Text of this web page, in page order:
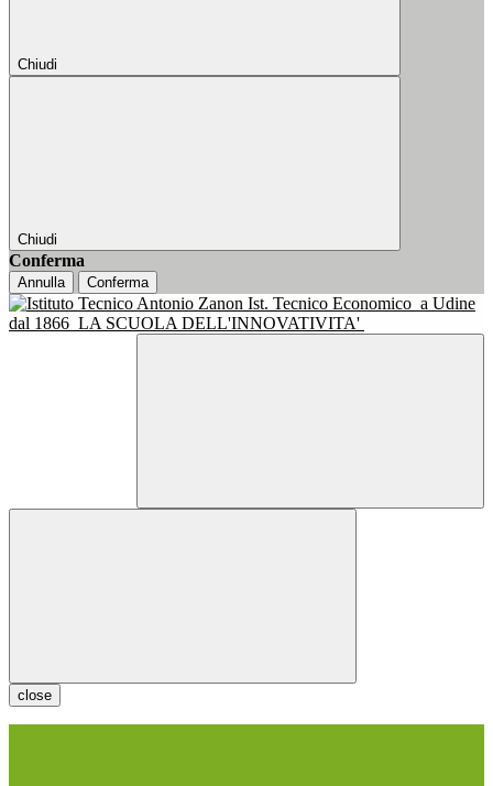
Chiudi
Chiudi
Conferma
Annulla Conferma
Ist. Tecnico Economico a Udine
dal 1866 LA SCUOLA DELL'INNOVATIVITA'
close